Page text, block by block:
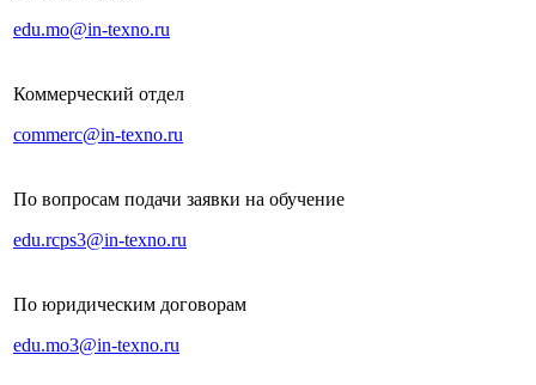
edu.mo@in-texno.ru
Коммерческий отдел
commerc@in-texno.ru
По вопросам подачи заявки на обучение
edu.rcps3@in-texno.ru
По юридическим договорам
edu.mo3@in-texno.ru